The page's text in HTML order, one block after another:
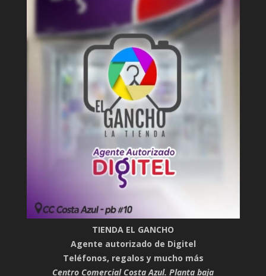
TIENDA EL GANCHO
Agente autorizado de Digitel
Teléfonos, regalos y mucho más
Centro Comercial Costa Azul. Planta baja